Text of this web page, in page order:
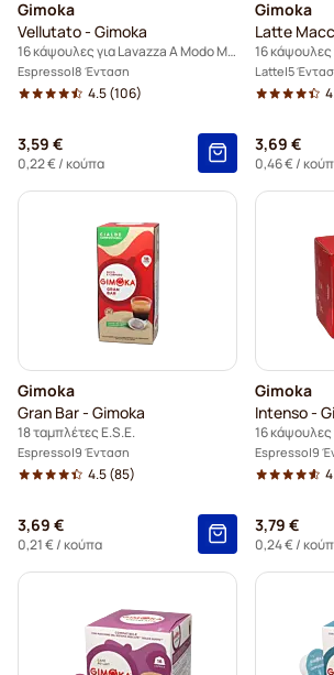
Gimoka
Vellutato - Gimoka
16 κάψουλες για Lavazza A Modo Mio
Espresso 8 Ένταση
4.5(106)
3,59 €
0,22 €/ κούπα
Gimoka
Latte
16
Latte 5
3,69 €
0,46 €/
Gimoka
Gran Bar - Gimoka
18 ταμπλέτες E.S.E.
Espresso 9 Ένταση
4.5(85)
3,69 €
0,21 €/ κούπα
Gimoka
Intenso -
Espresso 9
3,79 €
0,24 €/